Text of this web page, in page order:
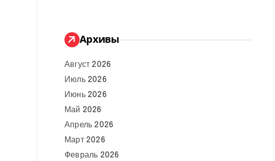
Архивы
Август 2026
Июль 2026
Июнь 2026
Май 2026
Апрель 2026
Март 2026
Февраль 2026